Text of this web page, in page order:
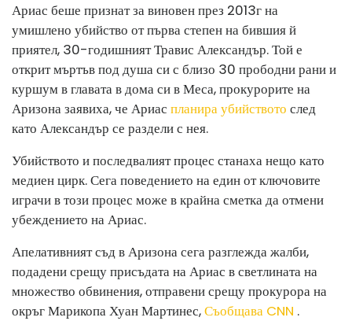
Ариас беше признат за виновен през 2013г на
умишлено убийство от първа степен на бившия й
приятел, 30-годишният Травис Александър. Той е
открит мъртъв под душа си с близо 30 прободни рани и
куршум в главата в дома си в Меса, прокурорите на
Аризона заявиха, че Ариас планира убийството след
като Александър се раздели с нея.
Убийството и последвалият процес станаха нещо като
медиен цирк. Сега поведението на един от ключовите
играчи в този процес може в крайна сметка да отмени
убеждението на Ариас.
Апелативният съд в Аризона сега разглежда жалби,
подадени срещу присъдата на Ариас в светлината на
множество обвинения, отправени срещу прокурора на
окръг Марикопа Хуан Мартинес,Съобщава CNN .